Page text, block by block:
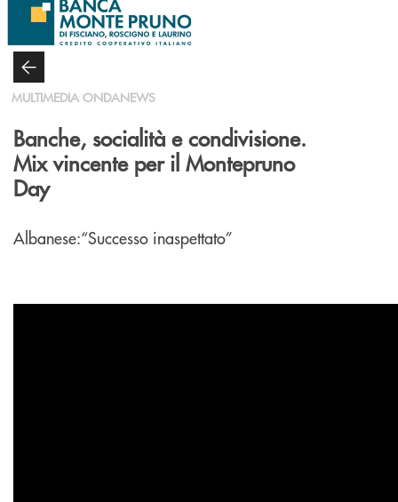
Salta al contenuto principale
MULTIMEDIA ONDANEWS
Banche, socialità e condivisione.
Mix vincente per il Montepruno
Day
Albanese:“Successo inaspettato”